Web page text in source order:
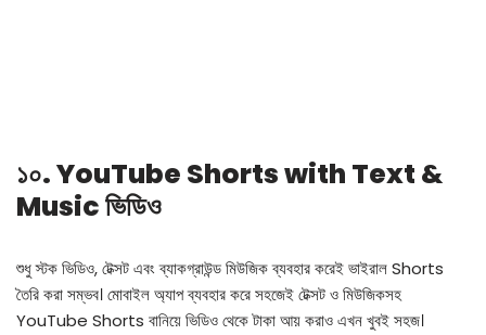
১০. YouTube Shorts with Text &
Music ভিডিও
শুধু স্টক ভিডিও, টেক্সট এবং ব্যাকগ্রাউন্ড মিউজিক ব্যবহার করেই ভাইরাল Shorts
তৈরি করা সম্ভব। মোবাইল অ্যাপ ব্যবহার করে সহজেই টেক্সট ও মিউজিকসহ
YouTube Shorts বানিয়ে ভিডিও থেকে টাকা আয় করাও এখন খুবই সহজ।